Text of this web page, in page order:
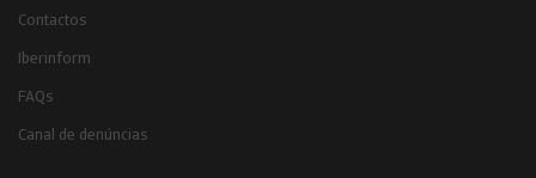
Contactos
Iberinform
FAQs
Canal de denúncias